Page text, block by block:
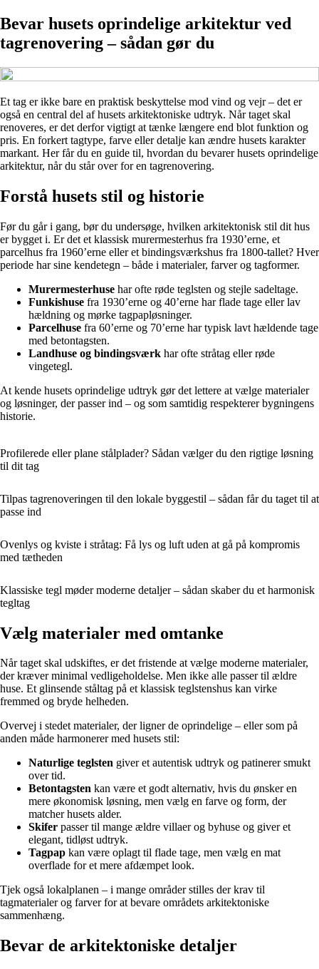
Bevar husets oprindelige arkitektur ved
tagrenovering – sådan gør du
Et tag er ikke bare en praktisk beskyttelse mod vind og vejr – det er
også en central del af husets arkitektoniske udtryk. Når taget skal
renoveres, er det derfor vigtigt at tænke længere end blot funktion og
pris. En forkert tagtype, farve eller detalje kan ændre husets karakter
markant. Her får du en guide til, hvordan du bevarer husets oprindelige
arkitektur, når du står over for en tagrenovering.
Forstå husets stil og historie
Før du går i gang, bør du undersøge, hvilken arkitektonisk stil dit hus
er bygget i. Er det et klassisk murermesterhus fra 1930’erne, et
parcelhus fra 1960’erne eller et bindingsværkshus fra 1800-tallet? Hver
periode har sine kendetegn – både i materialer, farver og tagformer.
Murermesterhuse har ofte røde teglsten og stejle sadeltage.
Funkishuse fra 1930’erne og 40’erne har flade tage eller lav
hældning og mørke tagpapløsninger.
Parcelhuse fra 60’erne og 70’erne har typisk lavt hældende tage
med betontagsten.
Landhuse og bindingsværk har ofte stråtag eller røde
vingetegl.
At kende husets oprindelige udtryk gør det lettere at vælge materialer
og løsninger, der passer ind – og som samtidig respekterer bygningens
historie.
Profilerede eller plane stålplader? Sådan vælger du den rigtige løsning
til dit tag
Tilpas tagrenoveringen til den lokale byggestil – sådan får du taget til at
passe ind
Ovenlys og kviste i stråtag: Få lys og luft uden at gå på kompromis
med tætheden
Klassiske tegl møder moderne detaljer – sådan skaber du et harmonisk
tegltag
Vælg materialer med omtanke
Når taget skal udskiftes, er det fristende at vælge moderne materialer,
der kræver minimal vedligeholdelse. Men ikke alle passer til ældre
huse. Et glinsende ståltag på et klassisk teglstenshus kan virke
fremmed og bryde helheden.
Overvej i stedet materialer, der ligner de oprindelige – eller som på
anden måde harmonerer med husets stil:
Naturlige teglsten giver et autentisk udtryk og patinerer smukt
over tid.
Betontagsten kan være et godt alternativ, hvis du ønsker en
mere økonomisk løsning, men vælg en farve og form, der
matcher husets alder.
Skifer passer til mange ældre villaer og byhuse og giver et
elegant, tidløst udtryk.
Tagpap kan være oplagt til flade tage, men vælg en mat
overflade for et mere afdæmpet look.
Tjek også lokalplanen – i mange områder stilles der krav til
tagmaterialer og farver for at bevare områdets arkitektoniske
sammenhæng.
Bevar de arkitektoniske detaljer